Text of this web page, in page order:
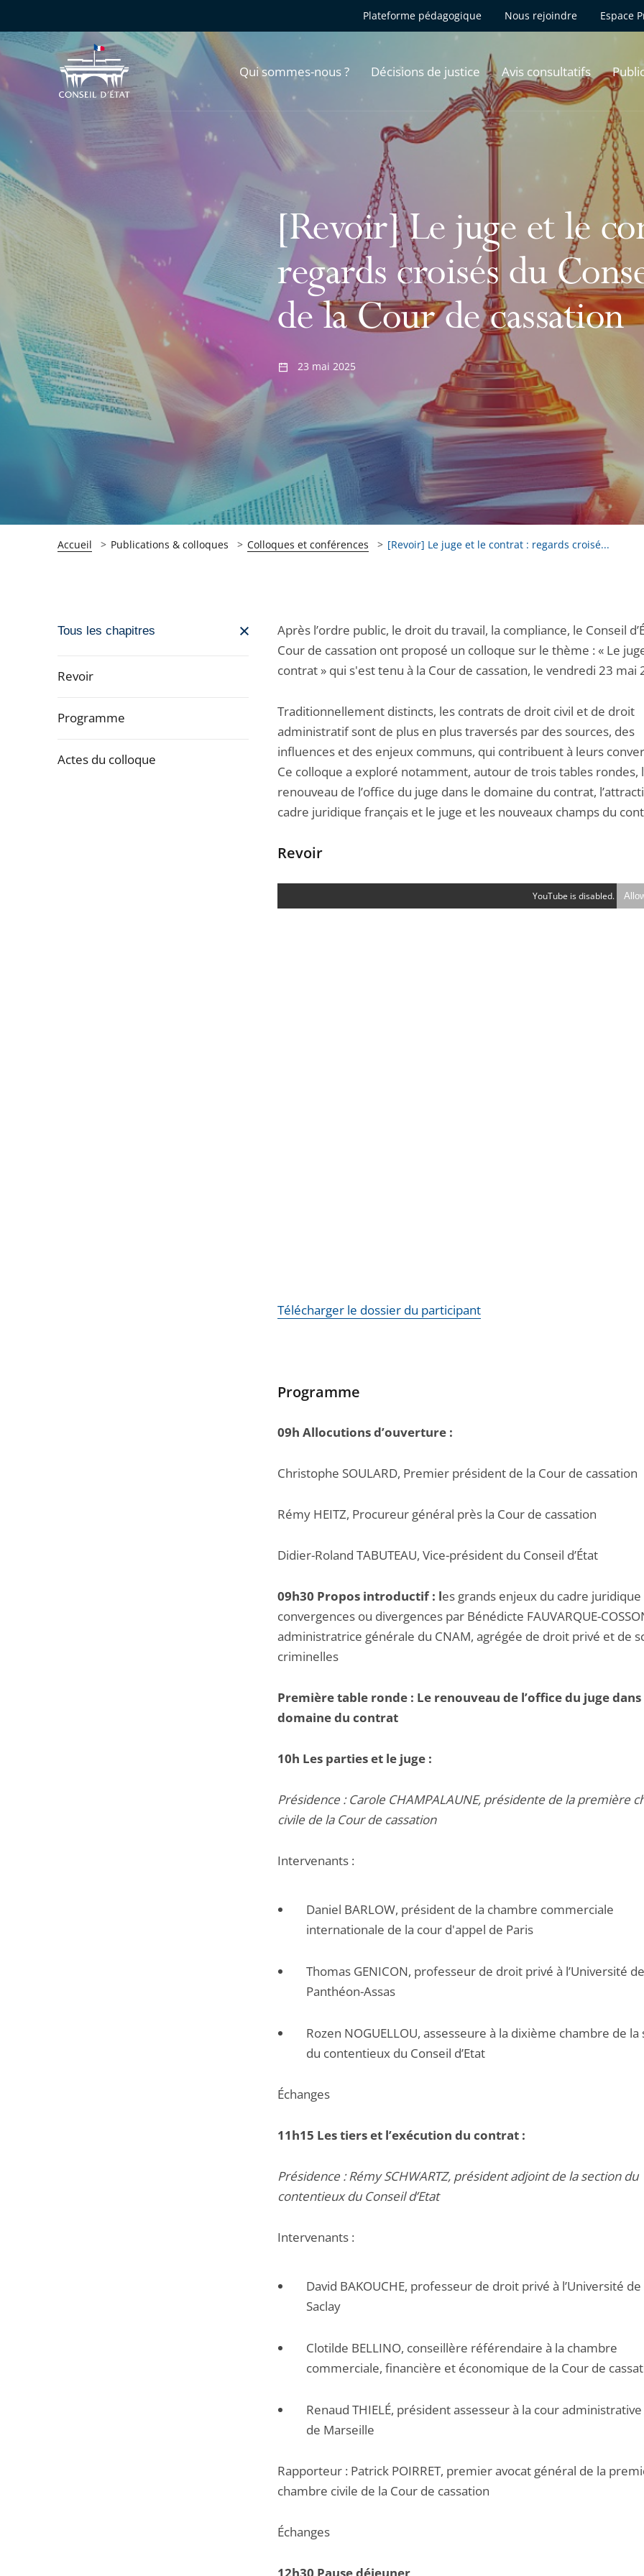
Plateforme pédagogique Nous rejoindre Espace
Qui sommes-nous ? Décisions de justice Avis consultatifs
[Revoir] Le juge et le
regards croisés du
de la Cour de cassation
23 mai 2025
Accueil Publications & colloques Colloques et conférences [Revoir] Le juge et le contrat : regards croisé...
Passer
navigation
l'article
pour
Tous les chapitres
Revoir
Programme
Actes du colloque
Après l’ordre public, le droit du travail, la compliance, le Conseil
Cour de cassation ont proposé un colloque sur le thème : « Le
contrat » qui s'est tenu à la Cour de cassation, le vendredi 23 mai
Traditionnellement distincts, les contrats de droit civil et de droit
administratif sont de plus en plus traversés par des sources, des
influences et des enjeux communs, qui contribuent à leurs
Ce colloque a exploré notamment, autour de trois tables rondes,
renouveau de l’office du juge dans le domaine du contrat,
cadre juridique français et le juge et les nouveaux champs du
Revoir
YouTube is disabled.
Télécharger le dossier du participant
Programme
09h Allocutions d’ouverture :
Christophe SOULARD, Premier président de la Cour de cassation
Rémy HEITZ, Procureur général près la Cour de cassation
Didier-Roland TABUTEAU, Vice-président du Conseil d’État
09h30 Propos introductif : les grands enjeux du cadre juridique
convergences ou divergences par Bénédicte FAUVARQUE-
administratrice générale du CNAM, agrégée de droit privé et de
criminelles
Première table ronde : Le renouveau de l’office du juge dans
domaine du contrat
10h Les parties et le juge :
Présidence : Carole CHAMPALAUNE, présidente de la première
civile de la Cour de cassation
Intervenants :
Daniel BARLOW, président de la chambre commerciale
internationale de la cour d'appel de Paris
Thomas GENICON, professeur de droit privé à l’Université
Panthéon-Assas
Rozen NOGUELLOU, assesseure à la dixième chambre de la
du contentieux du Conseil d’Etat
Échanges
11h15 Les tiers et l’exécution du contrat :
Présidence : Rémy SCHWARTZ, président adjoint de la section du
contentieux du Conseil d’Etat
Intervenants :
David BAKOUCHE, professeur de droit privé à l’Université de
Saclay
Clotilde BELLINO, conseillère référendaire à la chambre
commerciale, financière et économique de la Cour de
Renaud THIELÉ, président assesseur à la cour
de Marseille
Rapporteur : Patrick POIRRET, premier avocat général de la
chambre civile de la Cour de cassation
Échanges